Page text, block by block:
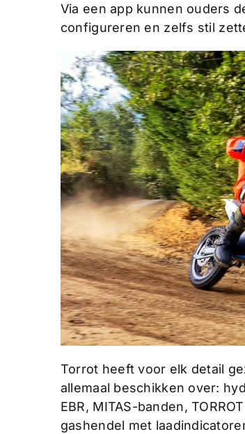
Via een app kunnen ouders
configureren en zelfs stil
Torrot heeft voor elk detail
allemaal beschikken over:
EBR, MITAS-banden,
gashendel met